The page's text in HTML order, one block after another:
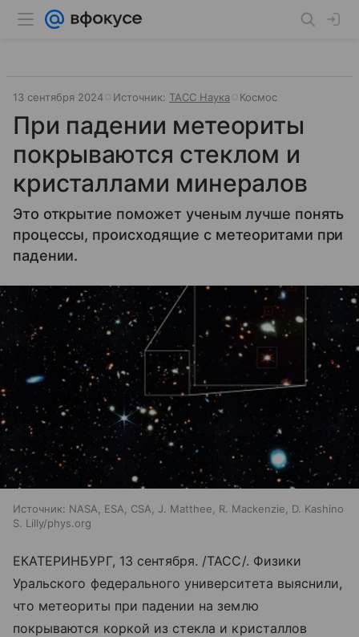
13 сентября 2024 Источник: ТАСС Наука Космос
При падении метеориты
покрываются стеклом и
кристаллами минералов
Это открытие поможет ученым лучше понять
процессы, происходящие с метеоритами при
падении.
Источник: NASA, ESA, CSA, J. Matthee, R. Mackenzie, D. Kashino
S. Lilly/phys.org
ЕКАТЕРИНБУРГ, 13 сентября. /ТАСС/. Физики
Уральского федерального университета выяснили,
что метеориты при падении на землю
покрываются коркой из стекла и кристаллов